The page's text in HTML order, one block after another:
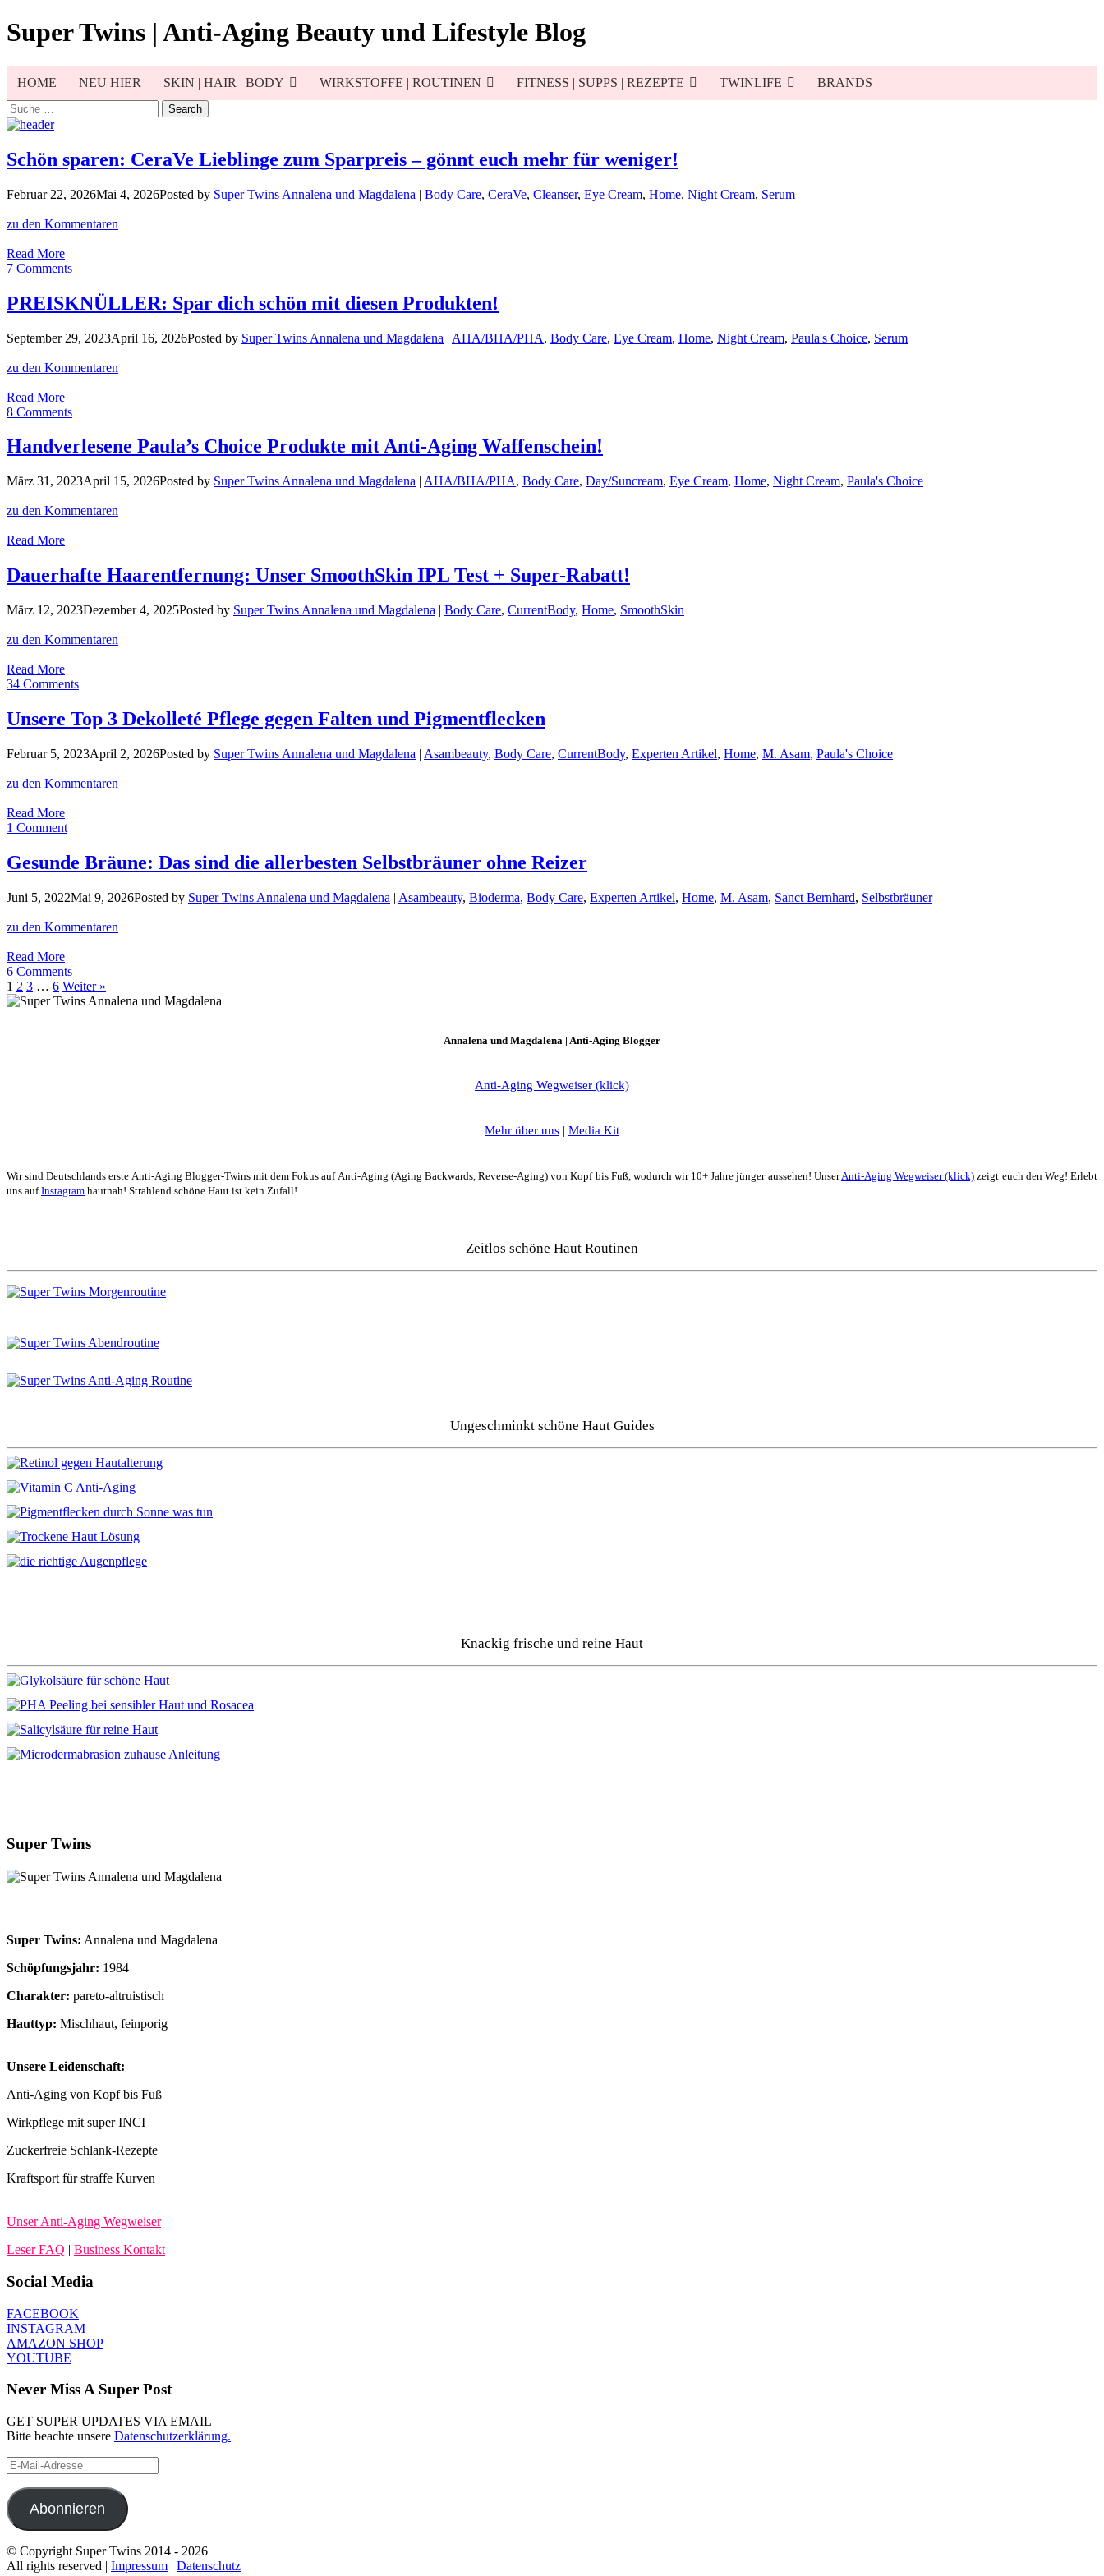
Skip
to
Super Twins | Anti-Aging Beauty und Lifestyle Blog
HOME NEU HIER SKIN | HAIR | BODY WIRKSTOFFE | ROUTINEN FITNESS | SUPPS | REZEPTE TWINLIFE
BRANDS
Search
for:
Schön sparen: CeraVe Lieblinge zum Sparpreis – gönnt euch mehr für weniger!
Februar 22, 2026Mai 4, 2026Posted by Super Twins Annalena und Magdalena | Body Care, CeraVe, Cleanser, Eye Cream, Home, Night Cream, Serum
zu den Kommentaren
Read MoreSchön
sparen:
Lieblinge
zum
–
euch
für
weniger!
7 Comments
PREISKNÜLLER: Spar dich schön mit diesen Produkten!
September 29, 2023April 16, 2026Posted by Super Twins Annalena und Magdalena | AHA/BHA/PHA, Body Care, Eye Cream, Home, Night Cream, Paula's Choice, Serum
zu den Kommentaren
Read MorePREISKNÜLLER:
Spar
schön
mit
Produkten!
8 Comments
Handverlesene Paula’s Choice Produkte mit Anti-Aging Waffenschein!
März 31, 2023April 15, 2026Posted by Super Twins Annalena und Magdalena | AHA/BHA/PHA, Body Care, Day/Suncream, Eye Cream, Home, Night Cream, Paula's Choice
zu den Kommentaren
Read MoreHandverlesene
Choice
Produkte
Anti-
Waffenschein!
Dauerhafte Haarentfernung: Unser SmoothSkin IPL Test + Super-Rabatt!
März 12, 2023Dezember 4, 2025Posted by Super Twins Annalena und Magdalena | Body Care, CurrentBody, Home, SmoothSkin
zu den Kommentaren
Read MoreDauerhafte
Haarentfernung:
SmoothSkin
IPL
+
Rabatt!
34 Comments
Unsere Top 3 Dekolleté Pflege gegen Falten und Pigmentflecken
Februar 5, 2023April 2, 2026Posted by Super Twins Annalena und Magdalena | Asambeauty, Body Care, CurrentBody, Experten Artikel, Home, M. Asam, Paula's Choice
zu den Kommentaren
Read MoreUnsere
Top
Dekolleté
Pflege
Falten
Pigmentflecken
1 Comment
Gesunde Bräune: Das sind die allerbesten Selbstbräuner ohne Reizer
Juni 5, 2022Mai 9, 2026Posted by Super Twins Annalena und Magdalena | Asambeauty, Bioderma, Body Care, Experten Artikel, Home, M. Asam, Sanct Bernhard, Selbstbräuner
zu den Kommentaren
Read MoreGesunde
Bräune:
Das
sind
6 Comments
1 2 3 … 6 Weiter »
Annalena und Magdalena | Anti-Aging Blogger
Anti-Aging Wegweiser (klick)
Mehr über uns | Media Kit
Wir sind Deutschlands erste Anti-Aging Blogger-Twins mit dem Fokus auf Anti-Aging (Aging Backwards, Reverse-Aging) von Kopf bis Fuß, wodurch wir 10+ Jahre jünger aussehen! UnserAnti-Aging Wegweiser (klick) zeigt euch den Weg! Erlebt
uns aufInstagram hautnah! Strahlend schöne Haut ist kein Zufall!
Zeitlos schöne Haut Routinen
Ungeschminkt schöne Haut Guides
Knackig frische und reine Haut
Super Twins
Super Twins: Annalena und Magdalena
Schöpfungsjahr: 1984
Charakter: pareto-altruistisch
Hauttyp: Mischhaut, feinporig
Unsere Leidenschaft:
Anti-Aging von Kopf bis Fuß
Wirkpflege mit super INCI
Zuckerfreie Schlank-Rezepte
Kraftsport für straffe Kurven
Unser Anti-Aging Wegweiser
Leser FAQ | Business Kontakt
Social Media
FACEBOOK
INSTAGRAM
AMAZON SHOP
YOUTUBE
Never Miss A Super Post
GET SUPER UPDATES VIA EMAIL
Bitte beachte unsere Datenschutzerklärung.
E-
Mail-
Adresse
Abonnieren
© Copyright Super Twins 2014 - 2026
All rights reserved | Impressum | Datenschutz